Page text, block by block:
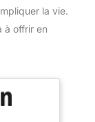
la vie.
à offrir en